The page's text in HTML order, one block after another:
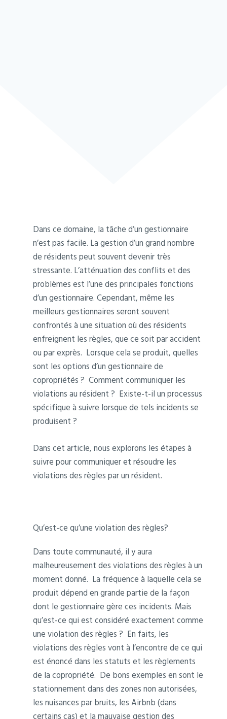
Dans ce domaine, la tâche d’un gestionnaire
n’est pas facile. La gestion d’un grand nombre
de résidents peut souvent devenir très
stressante. L’atténuation des conflits et des
problèmes est l’une des principales fonctions
d’un gestionnaire. Cependant, même les
meilleurs gestionnaires seront souvent
confrontés à une situation où des résidents
enfreignent les règles, que ce soit par accident
ou par exprès. Lorsque cela se produit, quelles
sont les options d’un gestionnaire de
copropriétés ? Comment communiquer les
violations au résident ? Existe-t-il un processus
spécifique à suivre lorsque de tels incidents se
produisent ?
Dans cet article, nous explorons les étapes à
suivre pour communiquer et résoudre les
violations des règles par un résident.
Qu’est-ce qu’une violation des règles?
Dans toute communauté, il y aura
malheureusement des violations des règles à un
moment donné. La fréquence à laquelle cela se
produit dépend en grande partie de la façon
dont le gestionnaire gère ces incidents. Mais
qu’est-ce qui est considéré exactement comme
une violation des règles ? En faits, les
violations des règles vont à l’encontre de ce qui
est énoncé dans les statuts et les règlements
de la copropriété. De bons exemples en sont le
stationnement dans des zones non autorisées,
les nuisances par bruits, les Airbnb (dans
certains cas) et la mauvaise gestion des